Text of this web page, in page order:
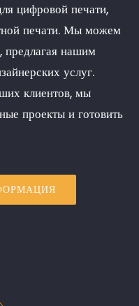
цифровой печати,
печати. Мы можем
предлагая нашим
услуг.
клиентов, мы
проекты и готовить